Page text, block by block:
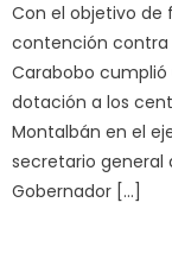
पस
द,
sexy
bbw
milf
enjoys
a
Con el objetivo de
contención contra
Carabobo
dotación a los
Montalbán en el
secretario general
Gobernador […]